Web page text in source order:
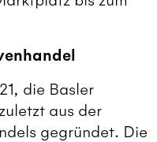
die Basler
aus der
gegründet. Die